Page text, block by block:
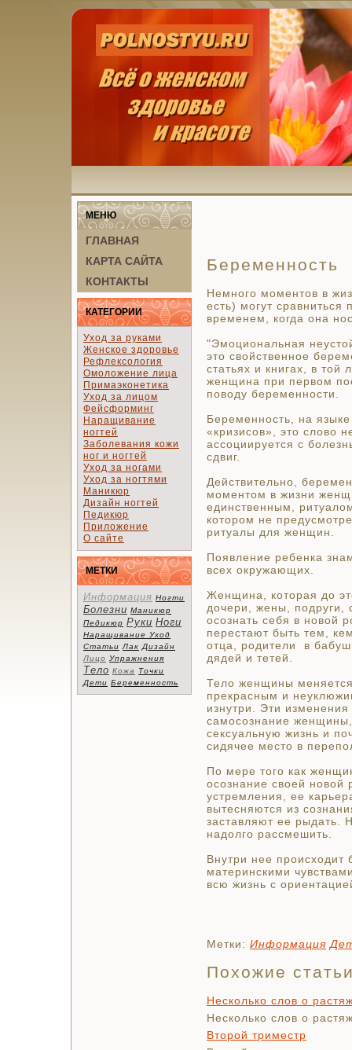
МЕНЮ
ГЛАВНАЯ
КАРТА САЙТА
КОНТАКТЫ
КАТЕГОРИИ
Уход за руками
Женское здоровье
Рефлексология
Омоложение лица
Примаэконетика
Уход за лицом
Фейсформинг
Наращивание
ногтей
Заболевания кожи
ног и ногтей
Уход за ногами
Уход за ногтями
Маникюр
Дизайн ногтей
Педикюр
Приложение
О сайте
МЕТКИ
Информация Ногти
Болезни Маникюр
Педикюр Руки Ноги
Наращивание Уход
Статьи Лак Дизайн
Лицо Упражнения
Тело Кожа
Точки
Дети Беременность
Беременность
Немного моментов в
есть) могут сравниться
временем, когда она
"Эмоциональная
это свойственное
статьях и книгах, в той
женщина при первом
поводу беременности.
Беременность, на
«кризисов», это слово
ассоциируется с
сдвиг.
Действительно,
моментом в жизни
единственным,
котором не
ритуалы для женщин.
Появление ребенка
всех окружающих.
Женщина, которая до
дочери, жены,
осознать себя в новой
перестают быть тем,
отца, родители в
дядей и тетей.
Тело женщины
прекрасным и
изнутри. Эти
самосознание
сексуальную жизнь и
сидячее место в
По мере того как
осознание своей
устремления, ее
вытесняются из
заставляют ее рыдать.
надолго рассмешить.
Внутри нее
материнскими
всю жизнь с
Метки: Информация
Похожие
Несколько слов о
Несколько слов о
Второй триместр